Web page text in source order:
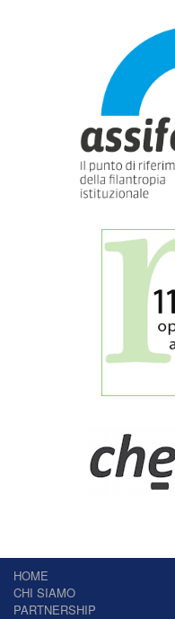
HOME
CHI SIAMO
PARTNERSHIP